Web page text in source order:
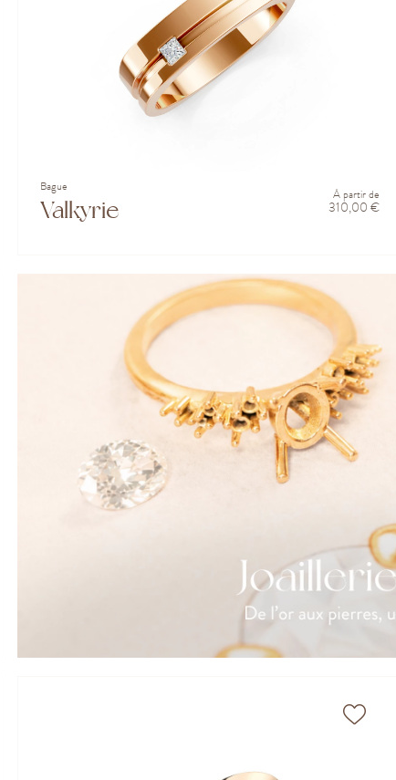
Bague
Valkyrie
À partir de
310,00 €